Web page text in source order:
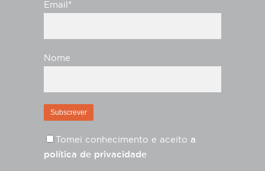
Email*
Nome
Tomei conhecimento e aceito a
política de privacidade